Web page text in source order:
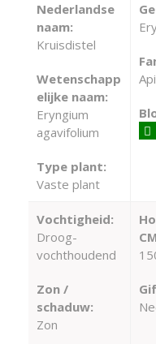
Nederlandse
naam:
Kruisdistel
Wetenschapp
elijke naam:
Eryngium
agavifolium
Type plant:
Vaste plant
Vochtigheid:
Droog-
vochthoudend
Zon /
schaduw:
Zon